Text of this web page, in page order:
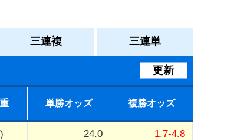
三連複 三連単
更新
単勝オッズ 複勝オッズ
24.0 1.7-4.8